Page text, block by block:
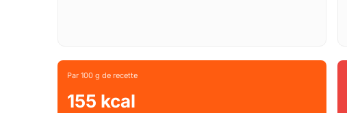
Par 100 g de recette
155 kcal